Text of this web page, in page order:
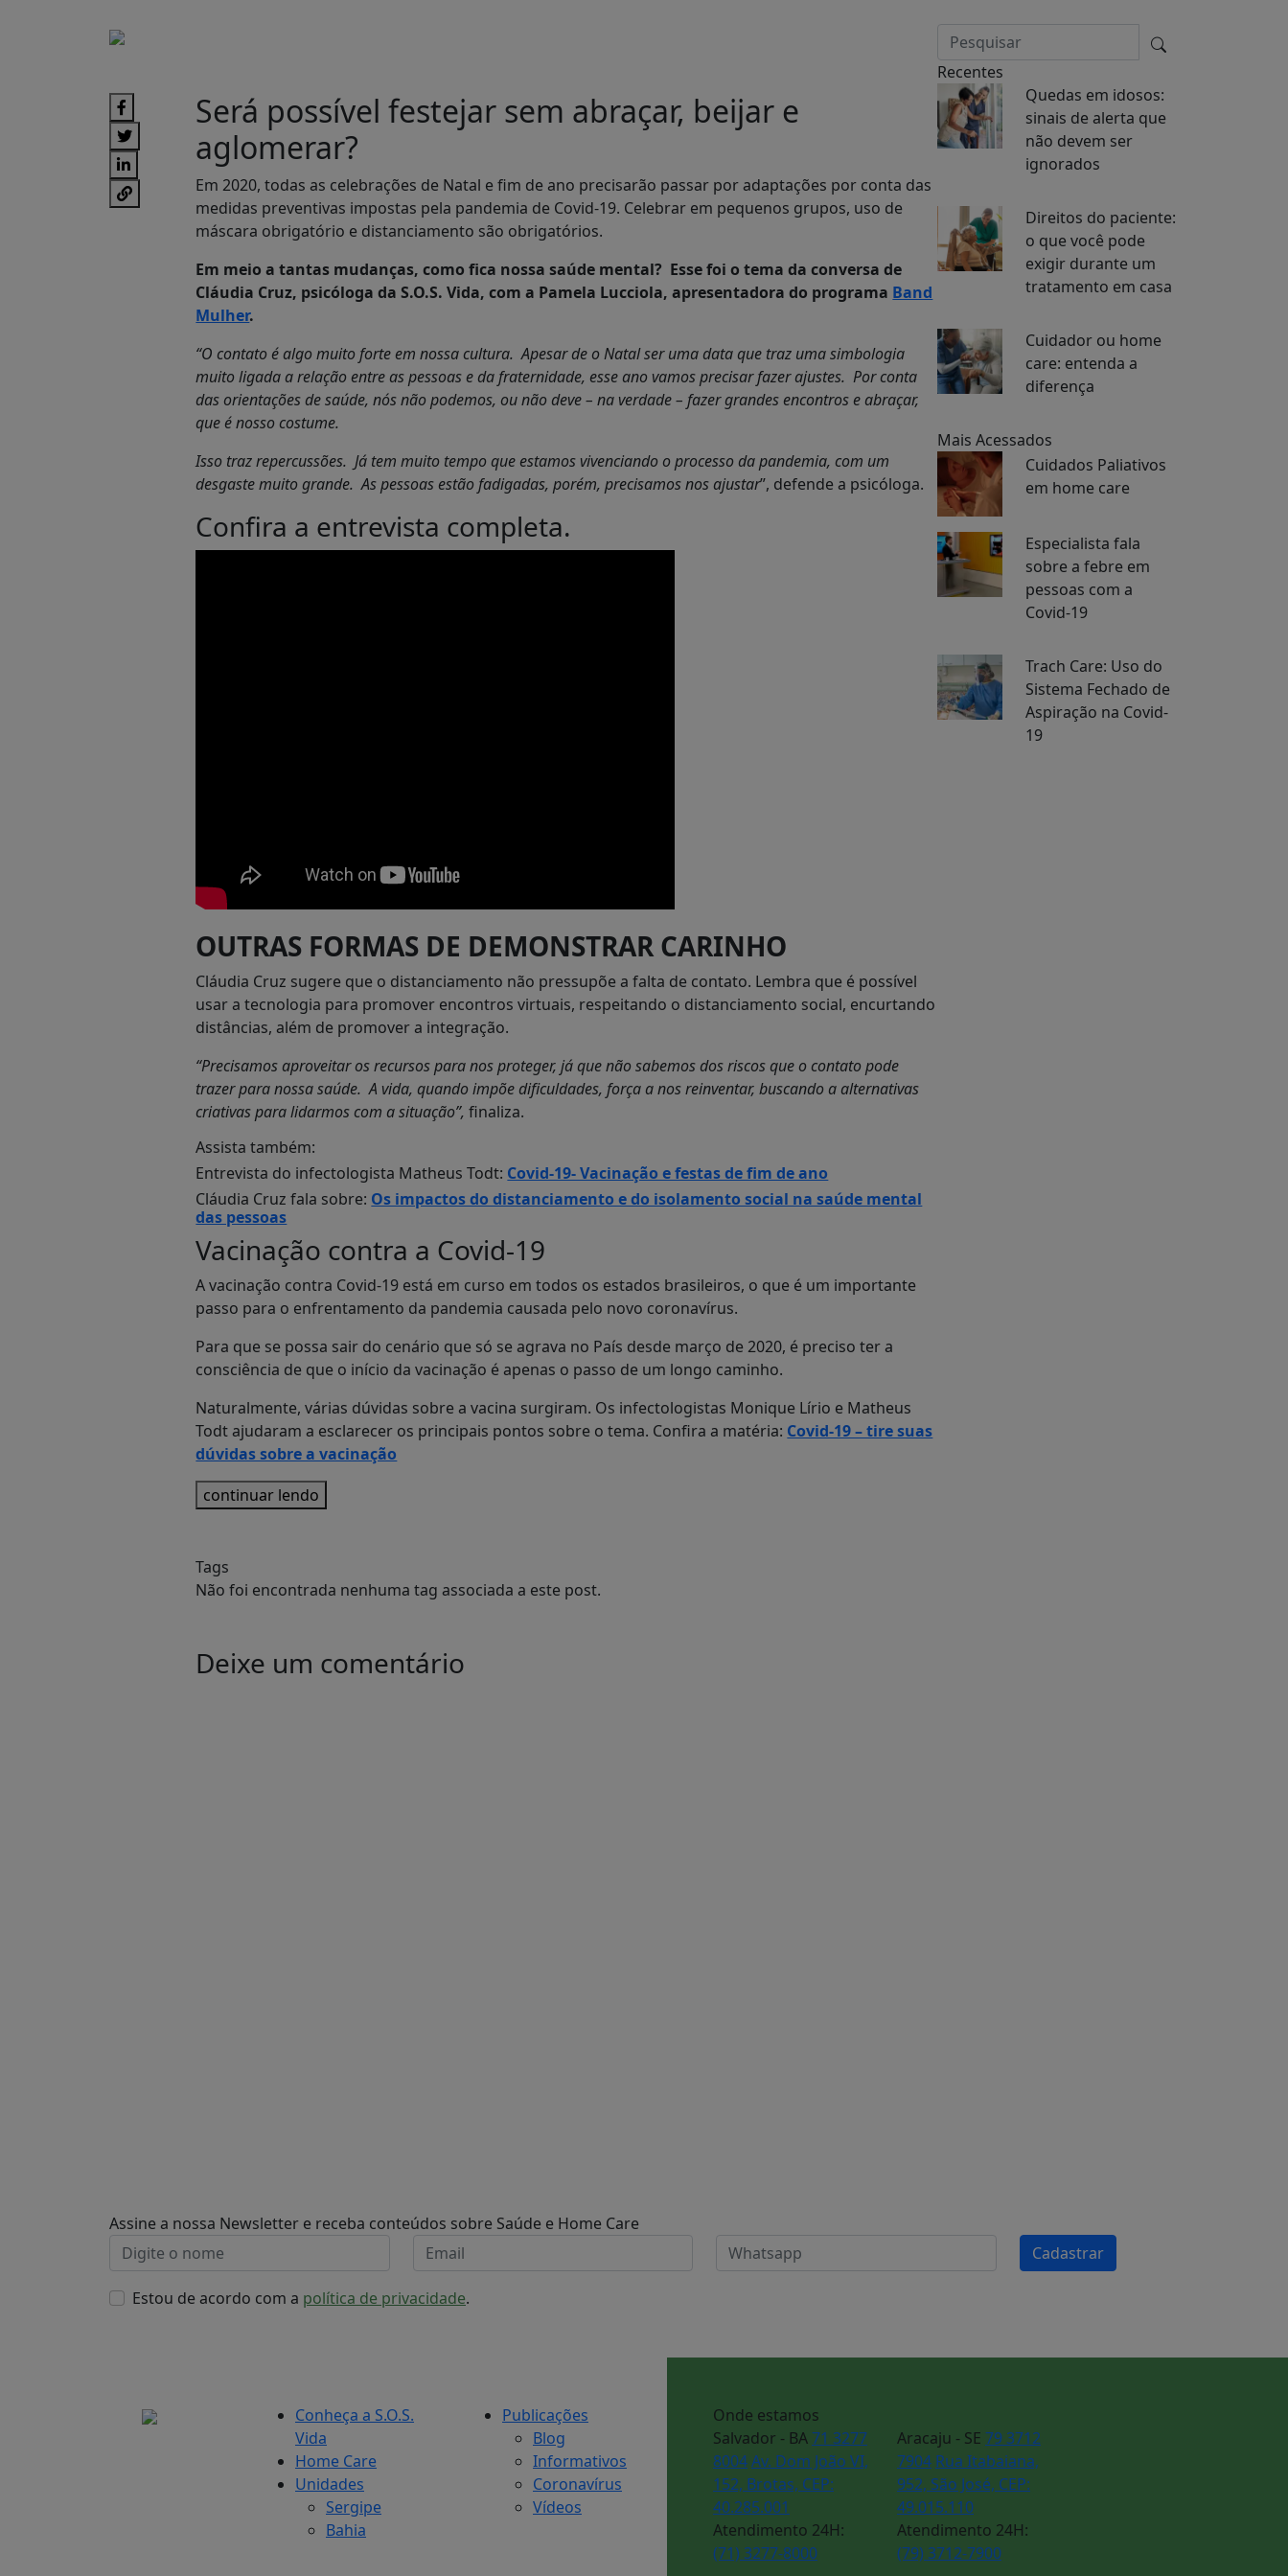
Será possível festejar sem abraçar, beijar e
aglomerar?
Em 2020, todas as celebrações de Natal e fim de ano precisarão passar por adaptações por conta das
medidas preventivas impostas pela pandemia de Covid-19. Celebrar em pequenos grupos, uso de
máscara obrigatório e distanciamento são obrigatórios.
Em meio a tantas mudanças, como fica nossa saúde mental? Esse foi o tema da conversa de
Cláudia Cruz, psicóloga da S.O.S. Vida, com a Pamela Lucciola, apresentadora do programa Band
Mulher.
“O contato é algo muito forte em nossa cultura. Apesar de o Natal ser uma data que traz uma simbologia
muito ligada a relação entre as pessoas e da fraternidade, esse ano vamos precisar fazer ajustes. Por conta
das orientações de saúde, nós não podemos, ou não deve – na verdade – fazer grandes encontros e abraçar,
que é nosso costume.
Isso traz repercussões. Já tem muito tempo que estamos vivenciando o processo da pandemia, com um
desgaste muito grande. As pessoas estão fadigadas, porém, precisamos nos ajustar”, defende a psicóloga.
Confira a entrevista completa.
OUTRAS FORMAS DE DEMONSTRAR CARINHO
Cláudia Cruz sugere que o distanciamento não pressupõe a falta de contato. Lembra que é possível
usar a tecnologia para promover encontros virtuais, respeitando o distanciamento social, encurtando
distâncias, além de promover a integração.
“Precisamos aproveitar os recursos para nos proteger, já que não sabemos dos riscos que o contato pode
trazer para nossa saúde. A vida, quando impõe dificuldades, força a nos reinventar, buscando a alternativas
criativas para lidarmos com a situação”,finaliza.
Assista também:
Entrevista do infectologista Matheus Todt: Covid-19- Vacinação e festas de fim de ano
Cláudia Cruz fala sobre: Os impactos do distanciamento e do isolamento social na saúde mental
das pessoas
Vacinação contra a Covid-19
A vacinação contra Covid-19 está em curso em todos os estados brasileiros, o que é um importante
passo para o enfrentamento da pandemia causada pelo novo coronavírus.
Para que se possa sair do cenário que só se agrava no País desde março de 2020, é preciso ter a
consciência de que o início da vacinação é apenas o passo de um longo caminho.
Naturalmente, várias dúvidas sobre a vacina surgiram. Os infectologistas Monique Lírio e Matheus
Todt ajudaram a esclarecer os principais pontos sobre o tema. Confira a matéria: Covid-19 – tire suas
dúvidas sobre a vacinação
continuar lendo
Tags
Não foi encontrada nenhuma tag associada a este post.
Deixe um comentário
Recentes
Quedas em idosos:
sinais de alerta que
não devem ser
ignorados
Direitos do paciente:
o que você pode
exigir durante um
tratamento em casa
Cuidador ou home
care: entenda a
diferença
Mais Acessados
Cuidados Paliativos
em home care
Especialista fala
sobre a febre em
pessoas com a
Covid-19
Trach Care: Uso do
Sistema Fechado de
Aspiração na Covid-
19
Assine a nossa Newsletter e receba conteúdos sobre Saúde e Home Care
Cadastrar
Estou de acordo com a política de privacidade.
Conheça a S.O.S.
Vida
Home Care
Unidades
Sergipe
Bahia
Publicações
Blog
Informativos
Coronavírus
Vídeos
Onde estamos
Salvador - BA71 3277
8004Av. Dom João VI,
152, Brotas, CEP:
40.285.001
Atendimento 24H:
(71) 3277-8000
Aracaju - SE 79 3712
7904 Rua Itabaiana,
952, São José, CEP:
49.015.110
Atendimento 24H:
(79) 3712-7900